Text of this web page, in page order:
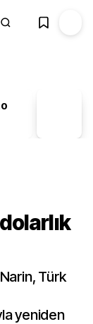
Türk
yeniden